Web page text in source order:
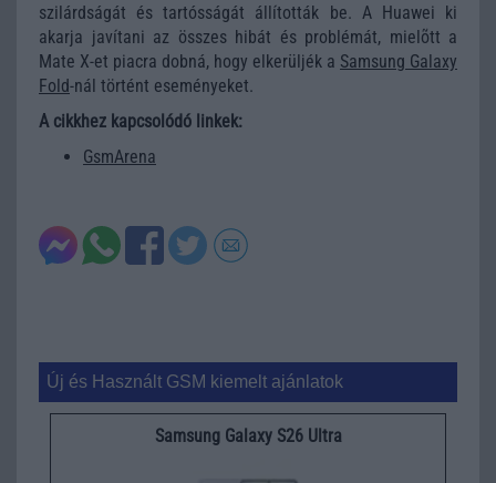
szilárdságát és tartósságát állították be. A Huawei ki
akarja javítani az összes hibát és problémát, mielõtt a
Mate X-et piacra dobná, hogy elkerüljék a Samsung Galaxy
Fold-nál történt eseményeket.
A cikkhez kapcsolódó linkek:
GsmArena
Új és Használt GSM kiemelt ajánlatok
Samsung Galaxy S26 Ultra